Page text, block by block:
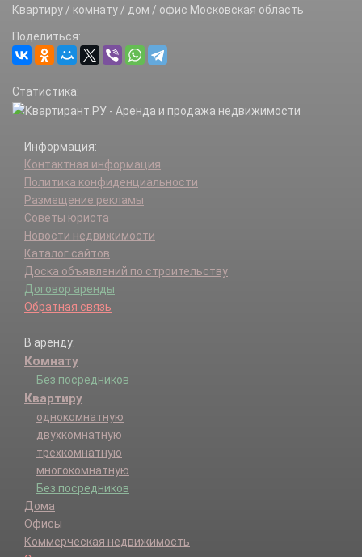
Квартиру / комнату / дом / офис Московская область
Поделиться:
Статистика:
Информация:
Контактная информация
Политика конфиденциальности
Размещение рекламы
Советы юриста
Новости недвижимости
Каталог сайтов
Доска объявлений по строительству
Договор аренды
Обратная связь
В аренду:
Комнату
Без посредников
Квартиру
однокомнатную
двухкомнатную
трехкомнатную
многокомнатную
Без посредников
Дома
Офисы
Коммерческая недвижимость